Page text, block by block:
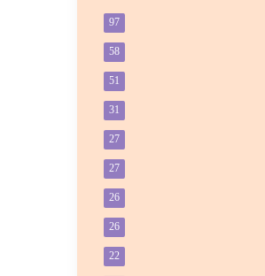
97
58
51
31
27
27
26
26
22